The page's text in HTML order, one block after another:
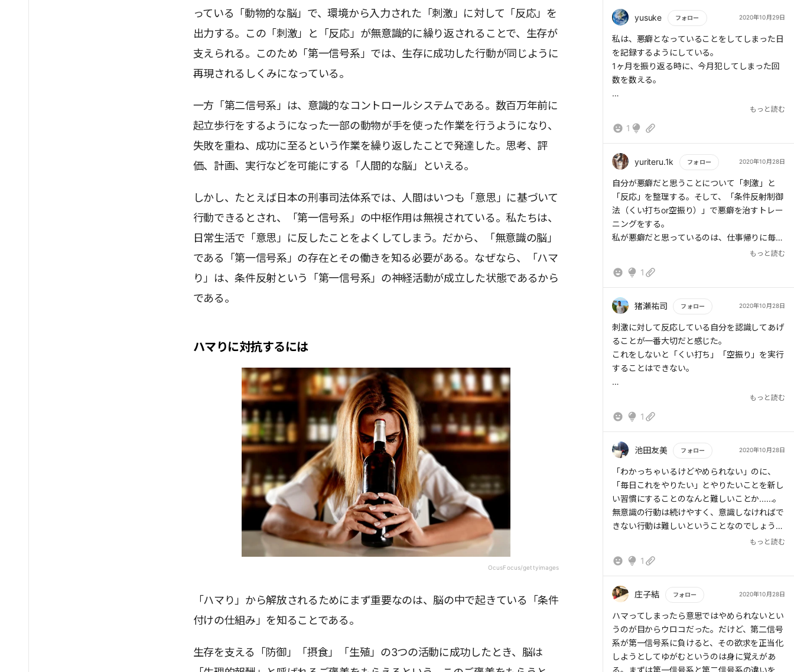
っている「動物的な脳」で、環境から入力された「刺激」に対して「反応」を
出力する。この「刺激」と「反応」が無意識的に繰り返されることで、生存が
支えられる。このため「第一信号系」では、生存に成功した行動が同じように
再現されるしくみになっている。
一方「第二信号系」は、意識的なコントロールシステムである。数百万年前に
起立歩行をするようになった一部の動物が手を使った作業を行うようになり、
失敗を重ね、成功に至るという作業を繰り返したことで発達した。思考、評
価、計画、実行などを可能にする「人間的な脳」といえる。
しかし、たとえば日本の刑事司法体系では、人間はいつも「意思」に基づいて
行動できるとされ、「第一信号系」の中枢作用は無視されている。私たちは、
日常生活で「意思」に反したことをよくしてしまう。だから、「無意識の脳」
である「第一信号系」の存在とその働きを知る必要がある。なぜなら、「ハマ
り」は、条件反射という「第一信号系」の神経活動が成立した状態であるから
である。
ハマりに対抗するには
OcusFocus/gettyimages
「ハマり」から解放されるためにまず重要なのは、脳の中で起きている「条件
付けの仕組み」を知ることである。
生存を支える「防御」「摂食」「生殖」の3つの活動に成功したとき、脳は
つまり、刺激に対して、反応する間を鍛えてあ
yusuke フォロー 2020年10月29日
もっと読む
私は、悪癖となっていることをしてしまった日
を記録するようにしている。
1ヶ月を振り返る時に、今月犯してしまった回
数を数える。
その前の月はどうだったか？その前は？さらに
減少傾向なのか？増加傾向なのか？横ばいなの
もっと読む
1
yuriteru.1k フォロー 2020年10月28日
もっと読む
自分が悪癖だと思うことについて「刺激」と
「反応」を整理する。そして、「条件反射制御
法（くい打ちor空振り）」で悪癖を治すトレー
ニングをする。
私が悪癖だと思っているのは、仕事帰りに毎日
コンビニスイーツを買ってしまうことと、日曜
コンビニスイーツの場合、刺激は駅からの帰り
で防ぐとすれば、「私は今日はスイーツを食べ
中にしまい込むこと、か。そもそもコンビニが
少ない道を歩くというのも手。
一方、日曜夜にだらだらしてしまうことは何が
刺激になっているんだろう...。
もっと読む
1
猪瀬祐司 フォロー 2020年10月28日
もっと読む
刺激に対して反応している自分を認識してあげ
ることが一番大切だと感じた。
これをしないと「くい打ち」「空振り」を実行
することはできない。
自分を認識する上で自分が一番スッキリするこ
真っ白の紙に「今、自分が嫌だと思っている習
それぞれの項目に対して「何が嫌なのか？」
きっかけがわかったら「そのきっかけをどうや
って避けるか？」を書いていく。
これらを行うことによって自分がどんな外部の
「刺激」に対して「反応」してしまっているか
そして、嫌がっている自分を認識することで実
これでもうまくいかない場合は未来を想像する
とより良くなる。
「悪習慣を続けた未来の自分」と「少しずつ改
善し、うまく行っている自分」を比較し、前者
を受け入れられるならば改善しない、前者が嫌
ならば実行に移す。
もっと読む
1
池田友美 フォロー 2020年10月28日
もっと読む
「わかっちゃいるけどやめられない」のに、
「毎日これをやりたい」とやりたいことを新し
い習慣にすることのなんと難しいことか......。
無意識の行動は続けやすく、意識しなければで
きない行動は難しいということなのでしょう
たいことをやめるためのセラピーは自分でもで
気がしてきます。自分の行動が変えられたら自
もっと読む
1
庄子結 フォロー 2020年10月28日
もっと読む
ハマってしまったら意思ではやめられないとい
うのが目からウロコだった。だけど、第二信号
系が第一信号系に負けると、その欲求を正当化
しようとしてゆがむというのは身に覚えがあ
る。まずは第一信号系と第二信号系の違いを知